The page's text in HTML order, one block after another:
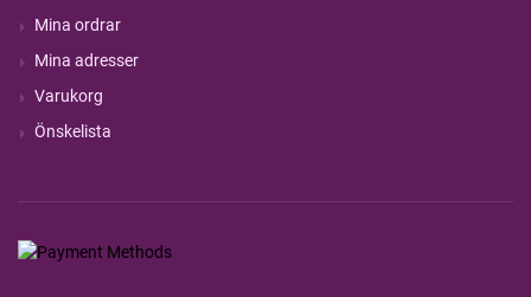
Mina ordrar
Mina adresser
Varukorg
Önskelista